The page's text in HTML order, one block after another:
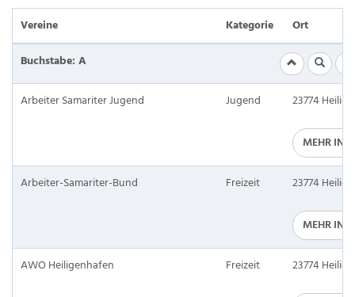
Vereine Kategorie
Ort
Buchstabe: A
Arbeiter Samariter Jugend Jugend 23774
MEHR
Arbeiter-Samariter-Bund Freizeit 23774
MEHR
AWO Heiligenhafen Freizeit 23774